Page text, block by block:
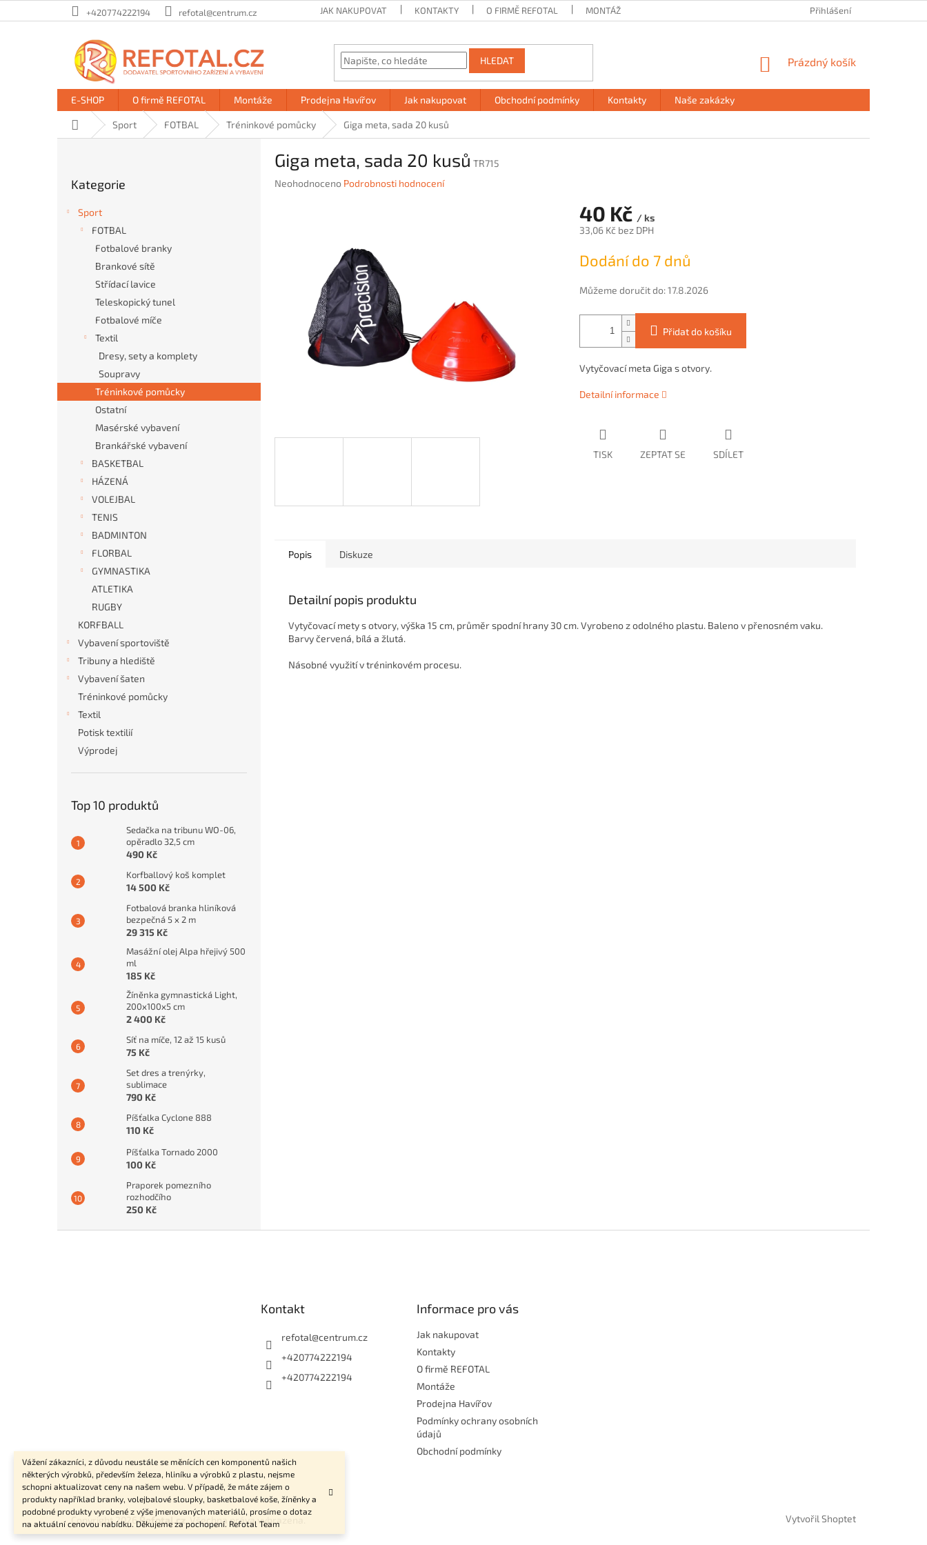
na
Vážení zákazníci, z důvodu neustále se měnících cen komponentů našich
některých výrobků, především železa, hliníku a výrobků z plastu, nejsme
schopni aktualizovat ceny na našem webu. V případě, že máte zájem o
produkty například branky, volejbalové sloupky, basketbalové koše, žíněnky a
podobné produkty vyrobené z výše jmenovaných materiálů, prosíme o dotaz
na aktuální cenovou nabídku. Děkujeme za pochopení. Refotal Team
+420774222194 refotal@centrum.cz JAK NAKUPOVAT KONTAKTY O FIRMĚ REFOTAL MONTÁŽE PODMÍNKY OCHRANY OSOBNÍCH ÚDAJŮ
Přihlášení
HLEDAT
NÁKUPNÍ
Prázdný košík
E-SHOP O firmě REFOTAL Montáže Prodejna Havířov Jak nakupovat Obchodní podmínky Kontakty Naše zakázky
Domů Sport FOTBAL Tréninkové pomůcky Giga meta, sada 20 kusů
kategorie
Kategorie
Sport
FOTBAL
Fotbalové branky
Brankové sítě
Střídací lavice
Teleskopický tunel
Fotbalové míče
Textil
Dresy, sety a komplety
Soupravy
Tréninkové pomůcky
Ostatní
Masérské vybavení
Brankářské vybavení
BASKETBAL
HÁZENÁ
VOLEJBAL
TENIS
BADMINTON
FLORBAL
GYMNASTIKA
ATLETIKA
RUGBY
KORFBALL
Vybavení sportoviště
Tribuny a hlediště
Vybavení šaten
Tréninkové pomůcky
Textil
Potisk textilií
Výprodej
Top 10 produktů
Sedačka na tribunu WO-06,
opěradlo 32,5 cm
490 Kč
Korfballový koš komplet
14 500 Kč
Fotbalová branka hliníková
bezpečná 5 x 2 m
29 315 Kč
Masážní olej Alpa hřejivý 500
ml
185 Kč
Žíněnka gymnastická Light,
200x100x5 cm
2 400 Kč
Síť na míče, 12 až 15 kusů
75 Kč
Set dres a trenýrky,
sublimace
790 Kč
Píšťalka Cyclone 888
110 Kč
Píšťalka Tornado 2000
100 Kč
Praporek pomezního
rozhodčího
250 Kč
Giga meta, sada 20 kusů TR715
Průměrné
Neohodnoceno Podrobnosti hodnocení
40 Kč / ks
33,06 Kč bez DPH
cena:
Dodání do 7 dnů
Můžeme doručit do: 17.8.2026
Přidat do košíku
Vytyčovací meta Giga s otvory.
Detailní informace
TISK ZEPTAT SE SDÍLET
Popis Diskuze
Detailní popis produktu
Vytyčovací mety s otvory, výška 15 cm, průměr spodní hrany 30 cm. Vyrobeno z odolného plastu. Baleno v přenosném vaku.
Barvy červená, bílá a žlutá.
Násobné využití v tréninkovém procesu.
Kontakt
refotal@centrum.cz
+420774222194
+420774222194
Informace pro vás
Jak nakupovat
Kontakty
O firmě REFOTAL
Montáže
Prodejna Havířov
Podmínky ochrany osobních
údajů
Obchodní podmínky
Vytvořil Shoptet
Copyright 2026Refotal.cz . Všechna práva vyhrazena.